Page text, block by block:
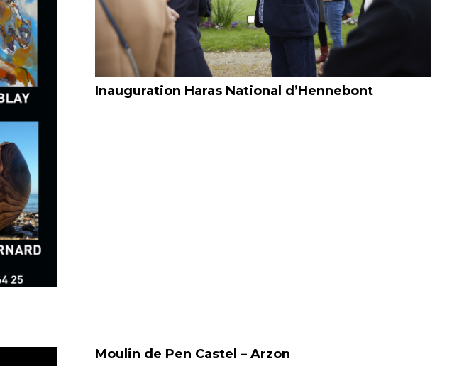
Inauguration Haras National d’Hennebont
Moulin de Pen Castel – Arzon